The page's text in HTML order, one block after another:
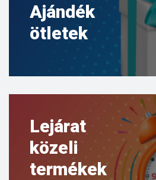
Ajándék
ötletek
Lejárat
közeli
termékek